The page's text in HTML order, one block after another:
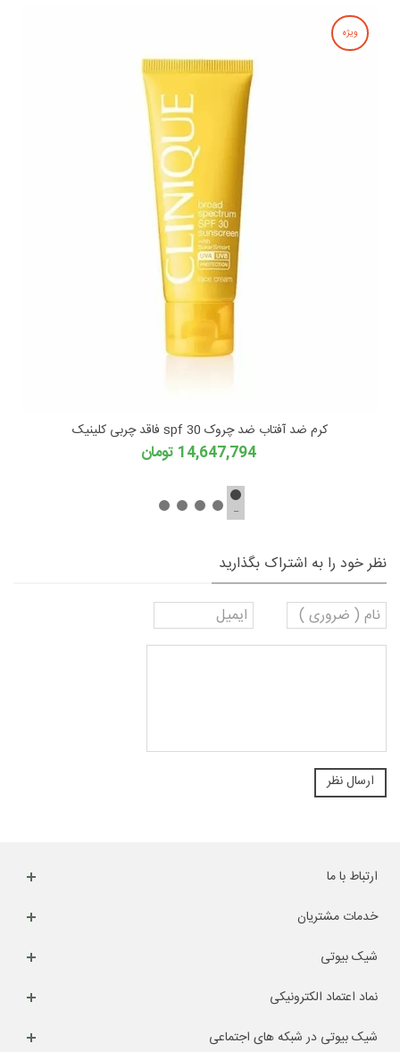
ویژه
کرم ضد آفتاب ضد چروک spf 30 فاقد چربی کلینیک
14,647,794 تومان
نظر خود را به اشتراک بگذارید
ارتباط با ما
خدمات مشتریان
شیک بیوتی
نماد اعتماد الکترونیکی
شیک بیوتی در شبکه های اجتماعی